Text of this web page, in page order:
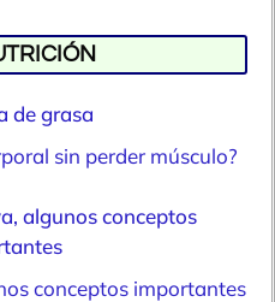
sin perder músculo?
conceptos importantes